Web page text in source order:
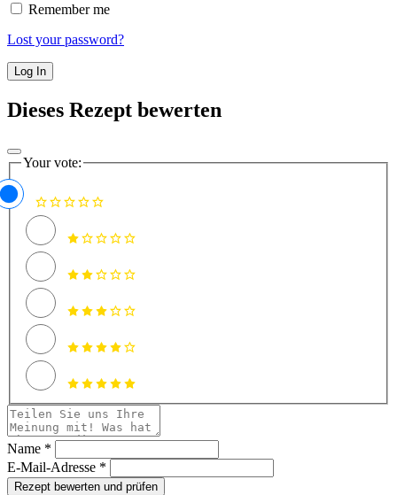
Remember me
Lost your password?
Dieses Rezept bewerten
Your vote:
Name *
E-Mail-Adresse *
Rezept bewerten und prüfen